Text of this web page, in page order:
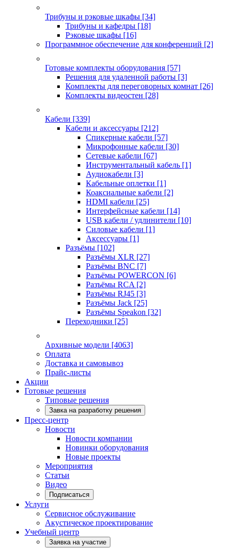
Трибуны и рэковые шкафы [34]
Трибуны и кафедры [18]
Рэковые шкафы [16]
Программное обеспечение для конференций [2]
Готовые комплекты оборудования [57]
Решения для удаленной работы [3]
Комплекты для переговорных комнат [26]
Комплекты видеостен [28]
Кабели [339]
Кабели и аксессуары [212]
Спикерные кабели [57]
Микрофонные кабели [30]
Сетевые кабели [67]
Инструментальный кабель [1]
Аудиокабели [3]
Кабельные оплетки [1]
Коаксиальные кабели [2]
HDMI кабели [25]
Интерфейсные кабели [14]
USB кабели / удлинители [10]
Силовые кабели [1]
Аксессуары [1]
Разъёмы [102]
Разъёмы XLR [27]
Разъёмы BNC [7]
Разъёмы POWERCON [6]
Разъёмы RCA [2]
Разъёмы RJ45 [3]
Разъёмы Jack [25]
Разъёмы Speakon [32]
Переходники [25]
Архивные модели [4063]
Оплата
Доставка и самовывоз
Прайс-листы
Акции
Готовые решения
Типовые решения
Завка на разработку решения
Пресс-центр
Новости
Новости компании
Новинки оборудования
Новые проекты
Мероприятия
Статьи
Видео
Подписаться
Услуги
Сервисное обслуживание
Акустическое проектирование
Учебный центр
Заявка на участие